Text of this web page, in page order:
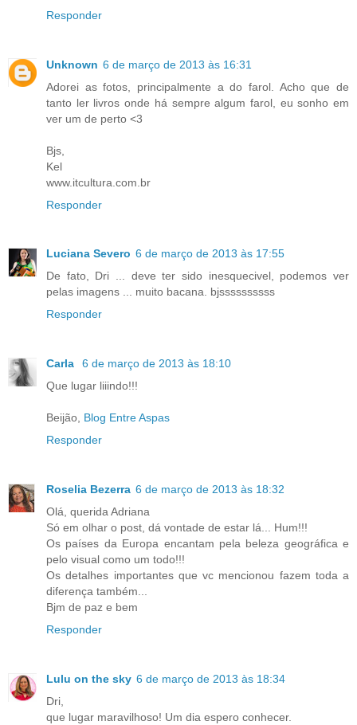
Responder
Unknown 6 de março de 2013 às 16:31
Adorei as fotos, principalmente a do farol. Acho que de
tanto ler livros onde há sempre algum farol, eu sonho em
ver um de perto <3
Bjs,
Kel
www.itcultura.com.br
Responder
Luciana Severo 6 de março de 2013 às 17:55
De fato, Dri ... deve ter sido inesquecivel, podemos ver
pelas imagens ... muito bacana. bjssssssssss
Responder
Carla
6 de março de 2013 às 18:10
Que lugar liiindo!!!
Beijão, Blog Entre Aspas
Responder
Roselia Bezerra 6 de março de 2013 às 18:32
Olá, querida Adriana
Só em olhar o post, dá vontade de estar lá... Hum!!!
Os países da Europa encantam pela beleza geográfica e
pelo visual como um todo!!!
Os detalhes importantes que vc mencionou fazem toda a
diferença também...
Bjm de paz e bem
Responder
Lulu on the sky 6 de março de 2013 às 18:34
Dri,
que lugar maravilhoso! Um dia espero conhecer.